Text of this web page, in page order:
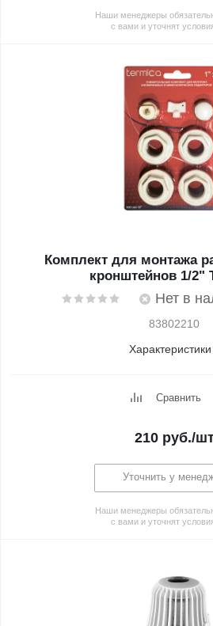
Наши менеджеры
с вами и уточнят
Комплект для монтажа
кронштейнов 1/2"
Нет в
83802210
Характеристики
Сравнить
210 руб./
Уточнить у
Наши менеджеры
с вами и уточнят